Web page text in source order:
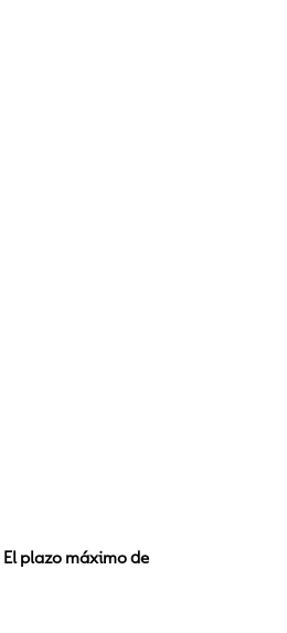
El plazo máximo de